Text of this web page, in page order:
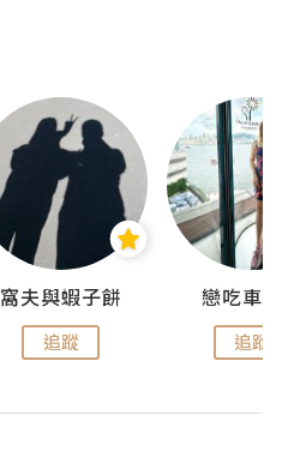
窩夫與蝦子餅
追蹤
戀吃車
追蹤